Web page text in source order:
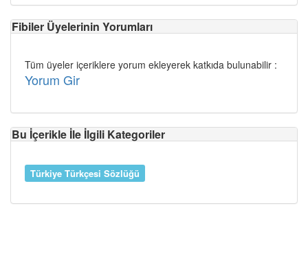
Fibiler Üyelerinin Yorumları
Tüm üyeler içeriklere yorum ekleyerek katkıda bulunabilir :
Yorum Gir
Bu İçerikle İle İlgili Kategoriler
Türkiye Türkçesi Sözlüğü